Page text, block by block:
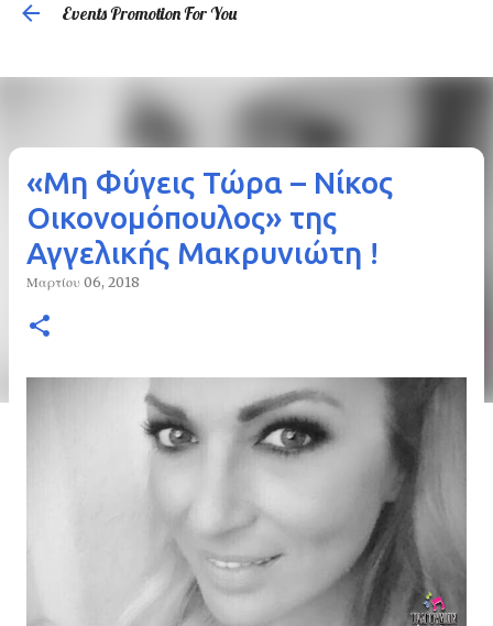
Events Promotion For You
«Μη Φύγεις Τώρα – Νίκος
Οικονομόπουλος» της
Αγγελικής Μακρυνιώτη !
Μαρτίου 06, 2018